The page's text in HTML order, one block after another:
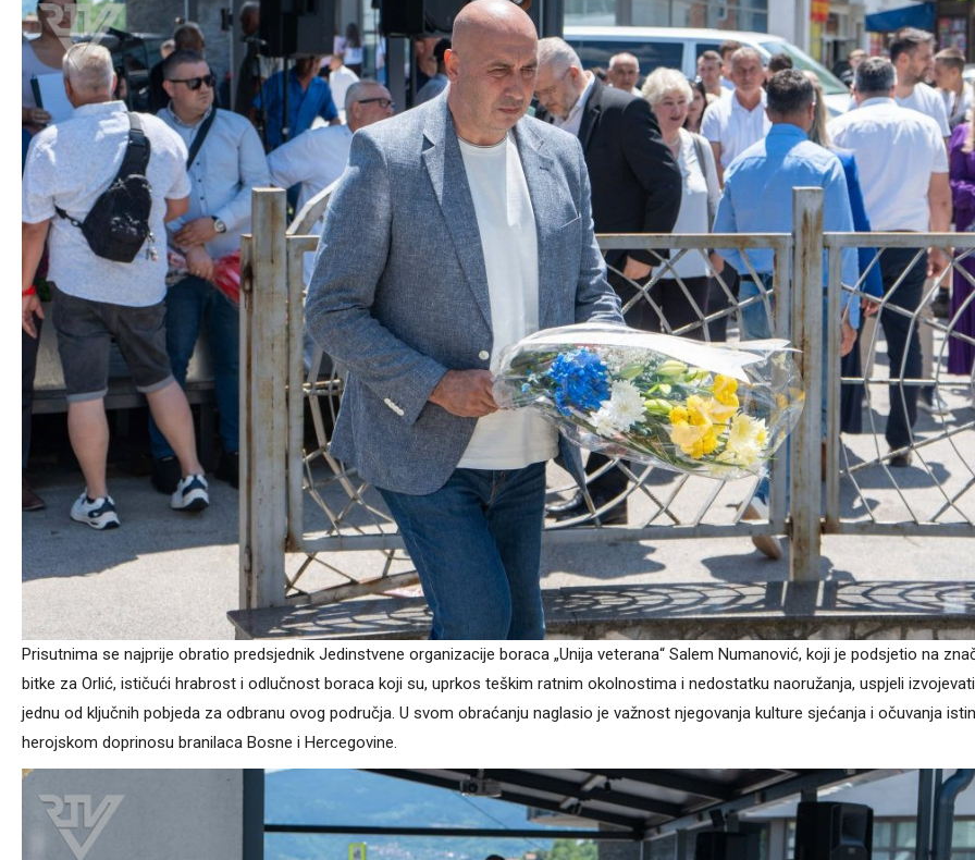
Prisutnima se najprije obratio predsjednik Jedinstvene organizacije boraca „Unija veterana“ Salem Numanović, koji je podsjetio na
bitke za Orlić, ističući hrabrost i odlučnost boraca koji su, uprkos teškim ratnim okolnostima i nedostatku naoružanja, uspjeli izvojevati
jednu od ključnih pobjeda za odbranu ovog područja. U svom obraćanju naglasio je važnost njegovanja kulture sjećanja i očuvanja
herojskom doprinosu branilaca Bosne i Hercegovine.